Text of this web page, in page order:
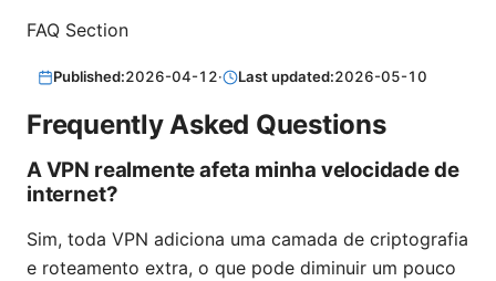
FAQ Section
Published:2026-04-12· Last updated:2026-05-10
Frequently Asked Questions
A VPN realmente afeta minha velocidade de
internet?
Sim, toda VPN adiciona uma camada de criptografia
e roteamento extra, o que pode diminuir um pouco